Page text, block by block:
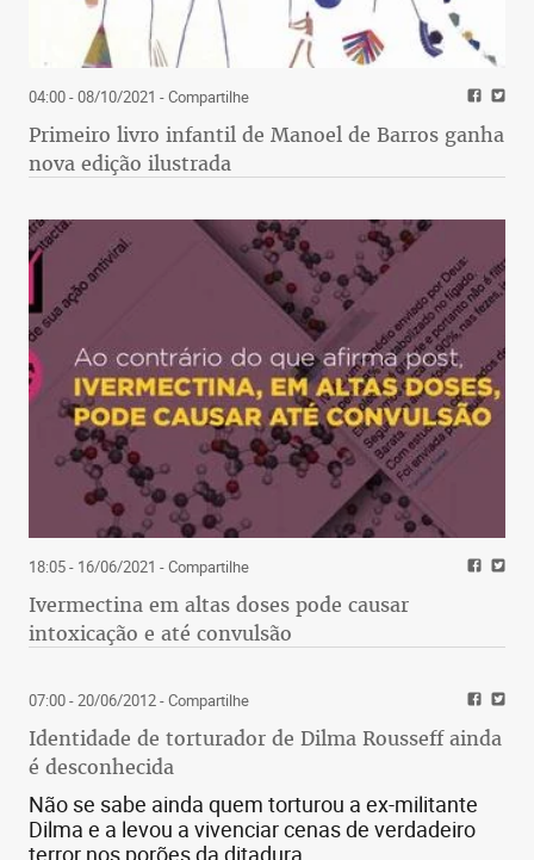
04:00 - 08/10/2021 - Compartilhe
Primeiro livro infantil de Manoel de Barros ganha
nova edição ilustrada
18:05 - 16/06/2021 - Compartilhe
Ivermectina em altas doses pode causar
intoxicação e até convulsão
07:00 - 20/06/2012- Compartilhe
Identidade de torturador de Dilma Rousseff ainda
é desconhecida
Não se sabe ainda quem torturou a ex-militante
Dilma e a levou a vivenciar cenas de verdadeiro
terror nos porões da ditadura